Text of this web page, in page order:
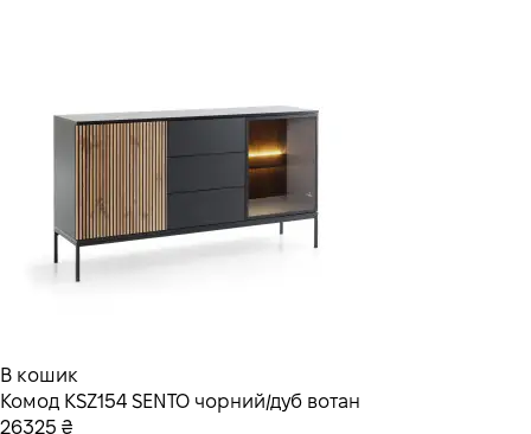
В кошик
Комод KSZ154 SENTO чорний/дуб вотан
26325 ₴